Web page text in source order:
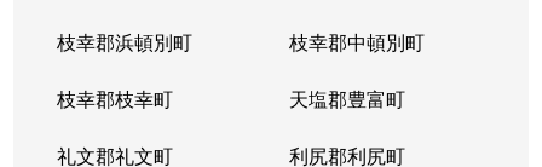
枝幸郡浜頓別町 枝幸郡中頓別町
枝幸郡枝幸町 天塩郡豊富町
礼文郡礼文町 利尻郡利尻町